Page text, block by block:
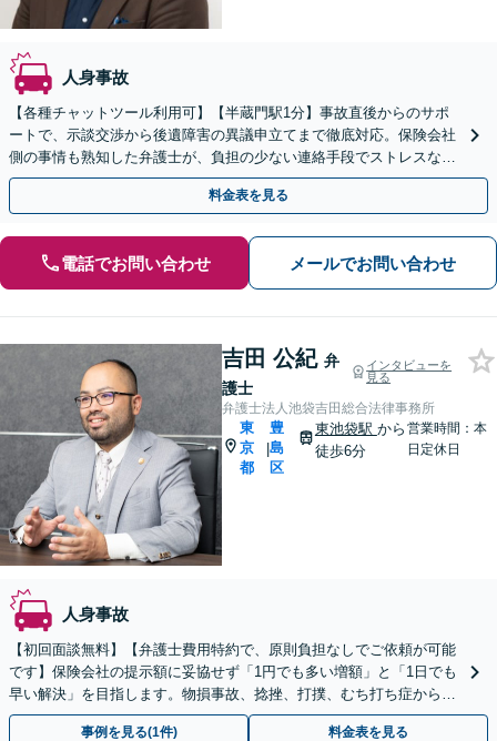
人身事故
【各種チャットツール利用可】【半蔵門駅1分】事故直後からのサポ
ートで、示談交渉から後遺障害の異議申立てまで徹底対応。保険会社
側の事情も熟知した弁護士が、負担の少ない連絡手段でストレスなく
解決へ導きます。弁護士特約のご利用で自己負担0円。
料金表を見る
電話でお問い合わせ メールでお問い合わせ
吉田 公紀 弁
護士
インタビューを
見る
弁護士法人池袋吉田総合法律事務所
東
京
都
|
豊
島
区
東池袋駅 から
徒歩6分
営業時間：本
日定休日
人身事故
【初回面談無料】【弁護士費用特約で、原則負担なしでご依頼が可能
です】保険会社の提示額に妥協せず「1円でも多い増額」と「1日でも
早い解決」を目指します。物損事故、捻挫、打撲、むち打ち症から重
度後遺障害、死亡事故まで幅広く対応【WEB面談可】
事例を見る(1件) 料金表を見る